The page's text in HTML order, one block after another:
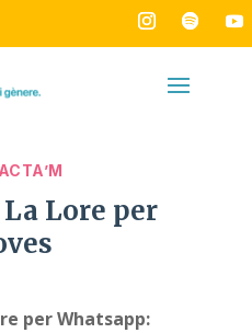
Lore per
per Whatsapp: